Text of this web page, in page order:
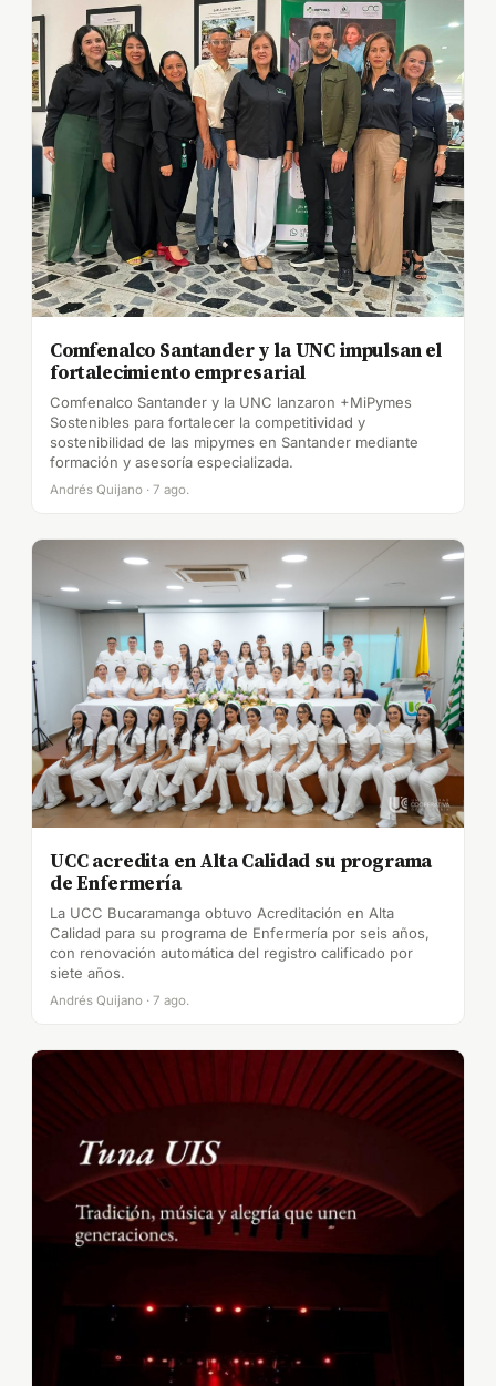
Comfenalco Santander y la UNC impulsan el
fortalecimiento empresarial
Comfenalco Santander y la UNC lanzaron +MiPymes
Sostenibles para fortalecer la competitividad y
sostenibilidad de las mipymes en Santander mediante
formación y asesoría especializada.
Andrés Quijano · 7 ago.
UCC acredita en Alta Calidad su programa
de Enfermería
La UCC Bucaramanga obtuvo Acreditación en Alta
Calidad para su programa de Enfermería por seis años,
con renovación automática del registro calificado por
siete años.
Andrés Quijano · 7 ago.